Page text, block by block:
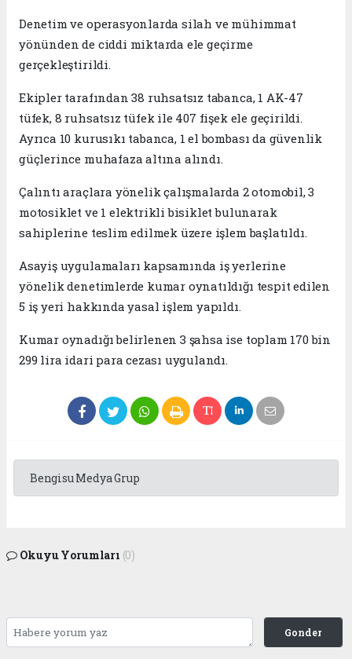
Denetim ve operasyonlarda silah ve mühimmat
yönünden de ciddi miktarda ele geçirme
gerçekleştirildi.
Ekipler tarafından 38 ruhsatsız tabanca, 1 AK-47
tüfek, 8 ruhsatsız tüfek ile 407 fişek ele geçirildi.
Ayrıca 10 kurusıkı tabanca, 1 el bombası da güvenlik
güçlerince muhafaza altına alındı.
Çalıntı araçlara yönelik çalışmalarda 2 otomobil, 3
motosiklet ve 1 elektrikli bisiklet bulunarak
sahiplerine teslim edilmek üzere işlem başlatıldı.
Asayiş uygulamaları kapsamında iş yerlerine
yönelik denetimlerde kumar oynatıldığı tespit edilen
5 iş yeri hakkında yasal işlem yapıldı.
Kumar oynadığı belirlenen 3 şahsa ise toplam 170 bin
299 lira idari para cezası uygulandı.
Bengisu Medya Grup
Okuyu Yorumları (0)
Gonder